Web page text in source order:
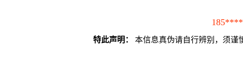
特此声明： 本信息真伪请自行辨别，须谨